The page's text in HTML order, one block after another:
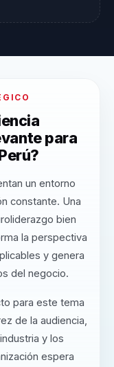
para
un entorno
constante. Una
bien
la perspectiva
y genera
del negocio.
para este tema
de la audiencia,
y los
espera